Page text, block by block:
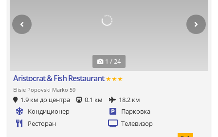
1 / 24
Aristocrat & Fish Restaurant★★★
Elisie Popovski Marko 59
1.9 км до центра 0.1 км
18.2 км
Кондиционер
Парковка
Ресторан
Телевизор